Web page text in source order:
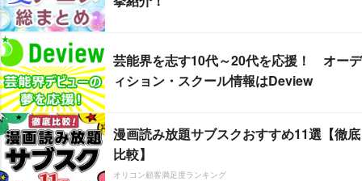
芸能界を志す10代～20代を応援！ オーデ
ィション・スクール情報はDeview
漫画読み放題サブスクおすすめ11選【徹底
比較】
オリコン顧客満足度ランキング